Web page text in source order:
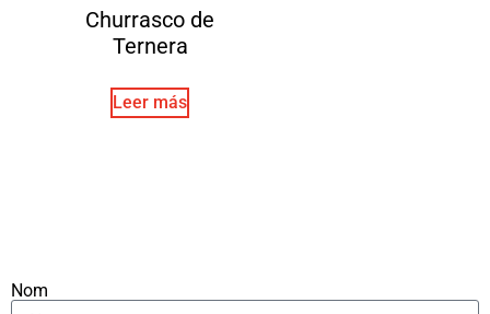
Churrasco de
Ternera
Leer más
Nom